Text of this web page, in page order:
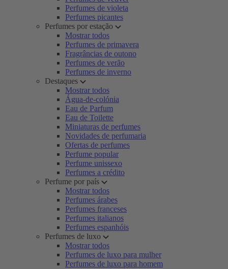
Perfumes de violeta
Perfumes picantes
Perfumes por estação
Mostrar todos
Perfumes de primavera
Fragrâncias de outono
Perfumes de verão
Perfumes de inverno
Destaques
Mostrar todos
Água-de-colónia
Eau de Parfum
Eau de Toilette
Miniaturas de perfumes
Novidades de perfumaria
Ofertas de perfumes
Perfume popular
Perfume unissexo
Perfumes a crédito
Perfume por país
Mostrar todos
Perfumes árabes
Perfumes franceses
Perfumes italianos
Perfumes espanhóis
Perfumes de luxo
Mostrar todos
Perfumes de luxo para mulher
Perfumes de luxo para homem